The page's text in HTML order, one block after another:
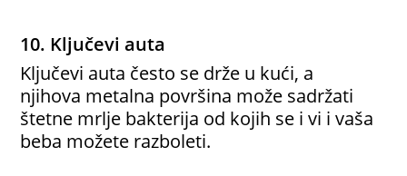
10. Ključevi auta
Ključevi auta često se drže u kući, a
njihova metalna površina može sadržati
štetne mrlje bakterija od kojih se i vi i vaša
beba možete razboleti.